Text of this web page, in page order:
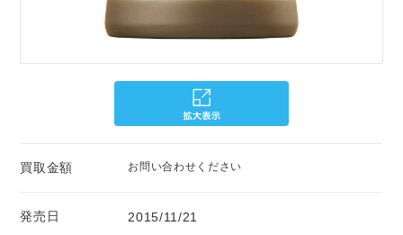
買取金額 お問い合わせください
発売日 2015/11/21